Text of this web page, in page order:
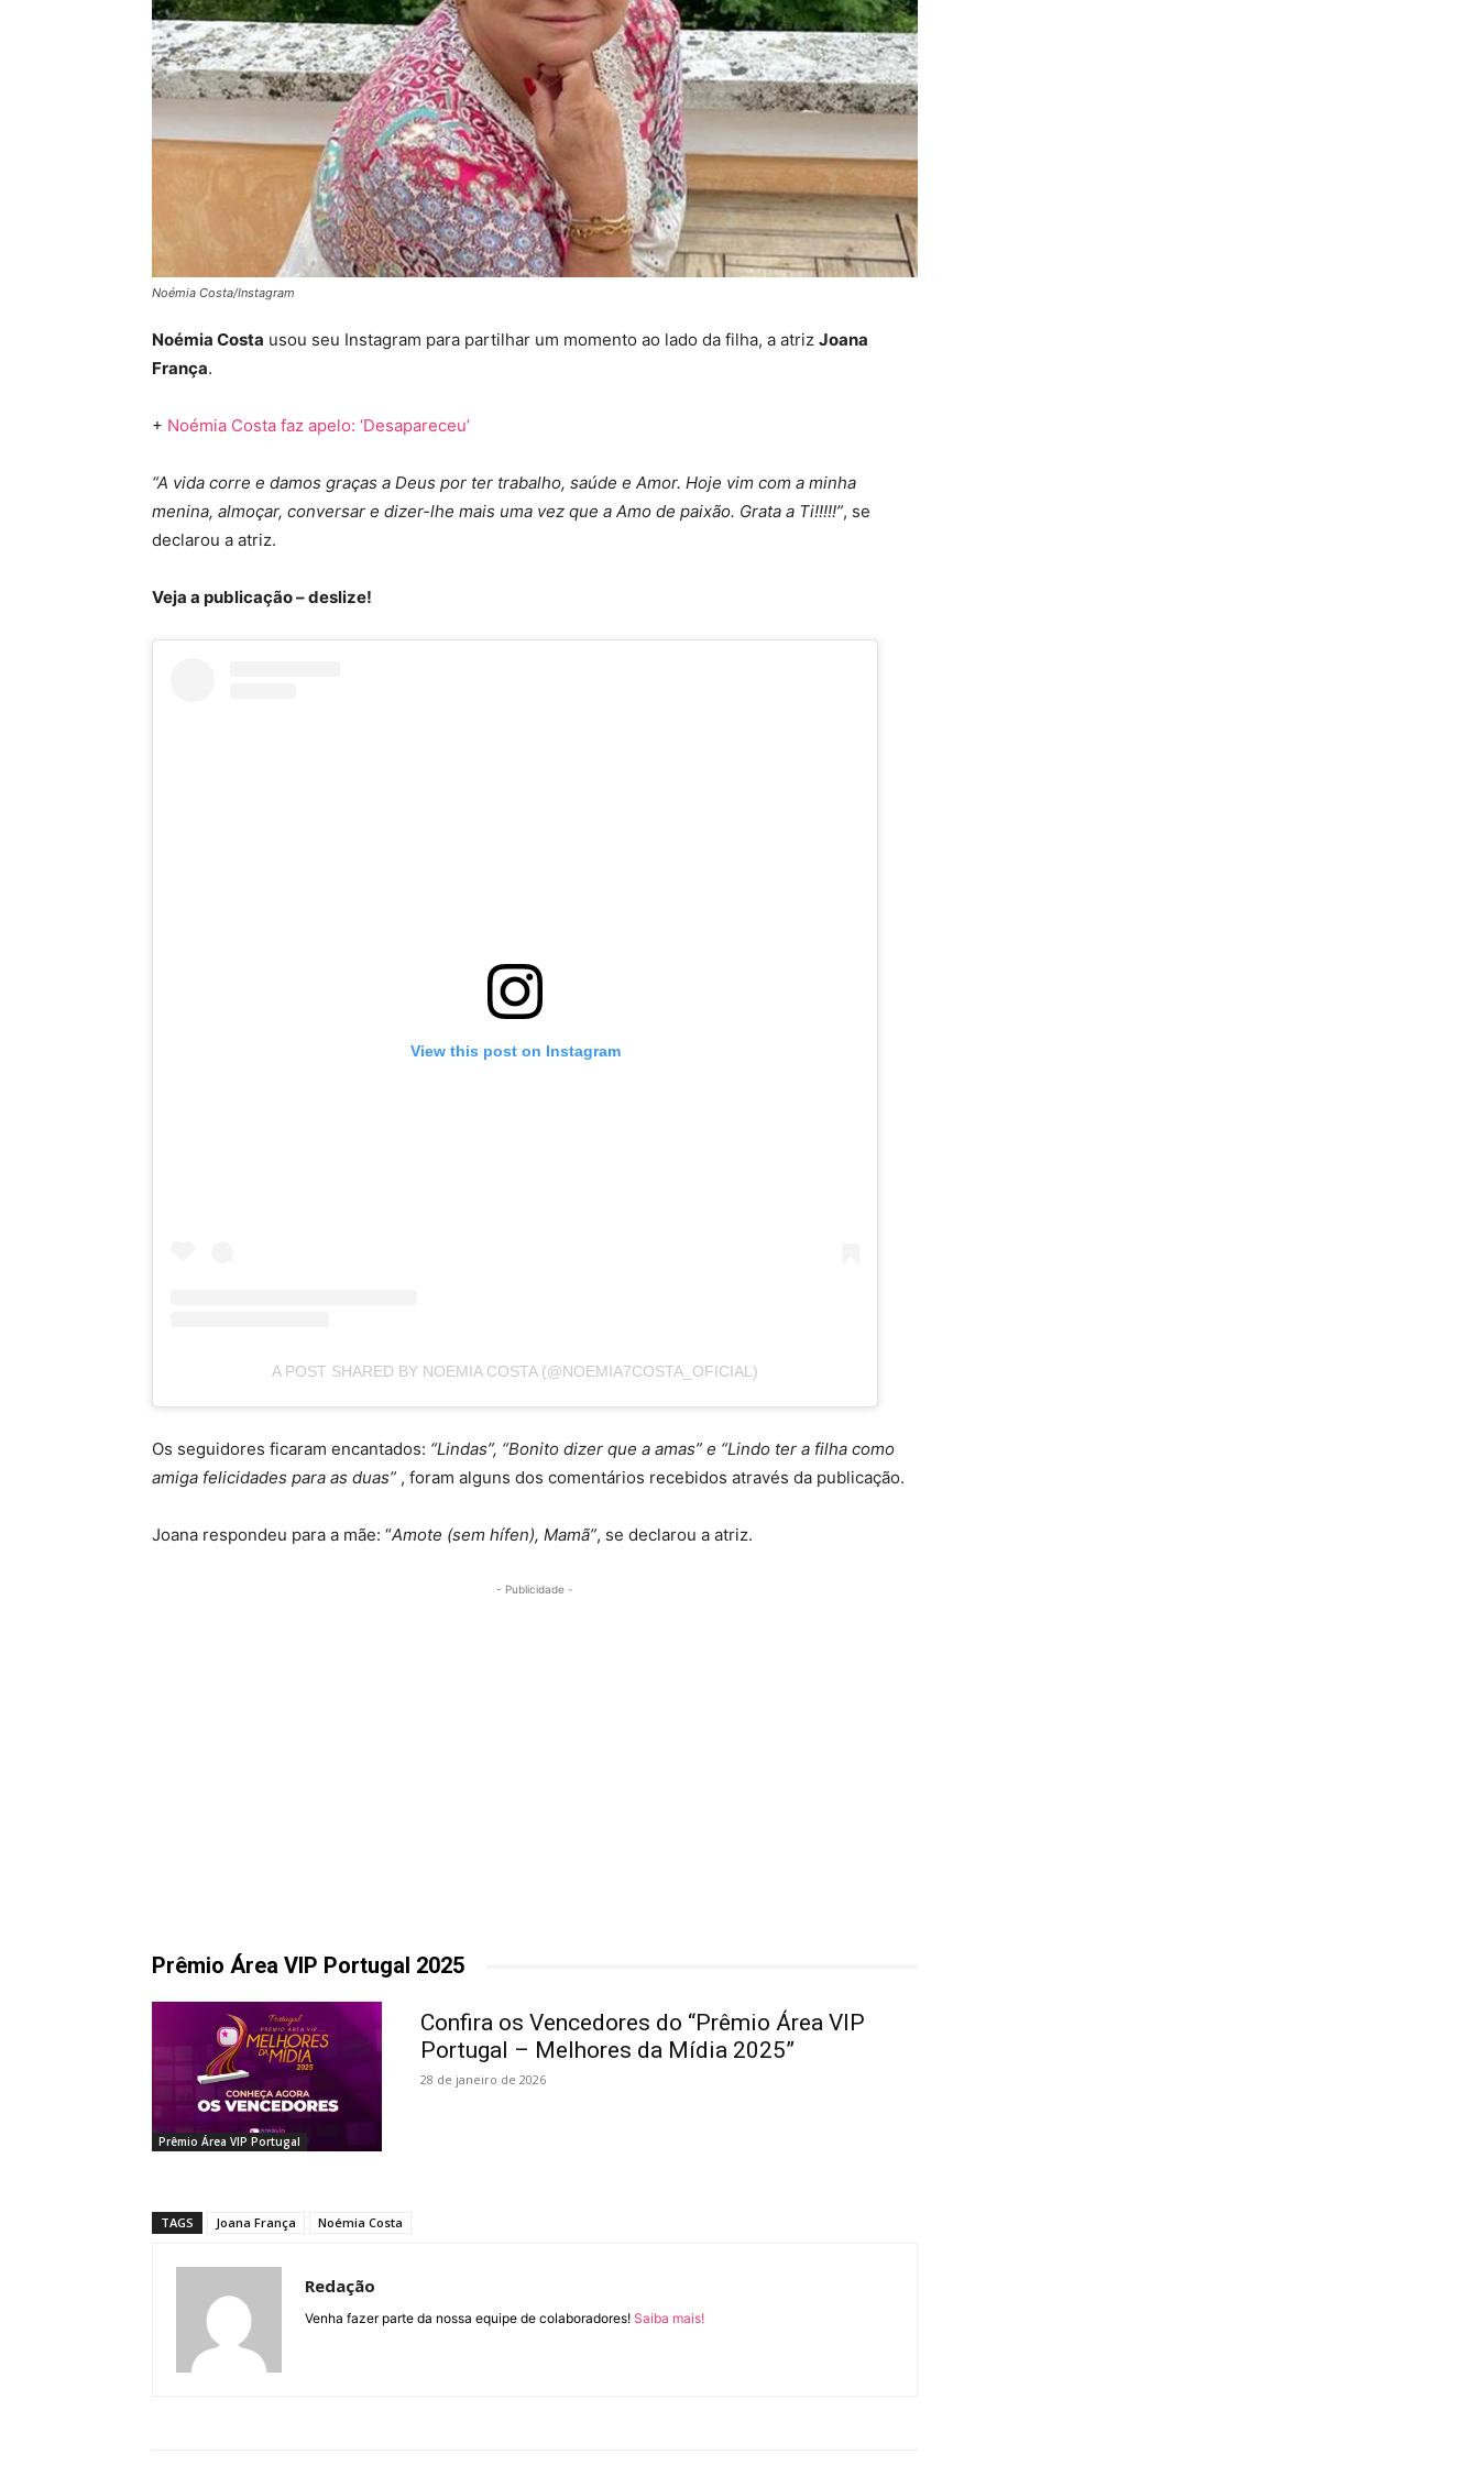
Noémia Costa/Instagram
Noémia Costa usou seu Instagram para partilhar um momento ao lado da filha, a atriz Joana
França.
+ Noémia Costa faz apelo: ‘Desapareceu’
“A vida corre e damos graças a Deus por ter trabalho, saúde e Amor. Hoje vim com a minha
menina, almoçar, conversar e dizer-lhe mais uma vez que a Amo de paixão. Grata a Ti!!!!!”, se
declarou a atriz.
Veja a publicação – deslize!
View this post on Instagram
A POST SHARED BY NOEMIA COSTA (@NOEMIA7COSTA_OFICIAL)
Os seguidores ficaram encantados: “Lindas”, “Bonito dizer que a amas” e “Lindo ter a filha como
amiga felicidades para as duas” , foram alguns dos comentários recebidos através da publicação.
Joana respondeu para a mãe: “Amote (sem hífen), Mamã”, se declarou a atriz.
- Publicidade -
Prêmio Área VIP Portugal 2025
Prêmio Área VIP Portugal
Confira os Vencedores do “Prêmio Área VIP
Portugal – Melhores da Mídia 2025”
28 de janeiro de 2026
TAGS Joana França Noémia Costa
Redação
Venha fazer parte da nossa equipe de colaboradores! Saiba mais!